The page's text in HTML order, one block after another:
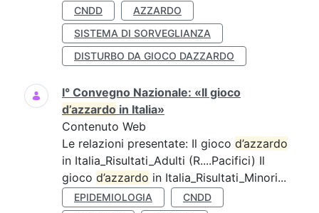
CNDD
AZZARDO
SISTEMA DI SORVEGLIANZA
DISTURBO DA GIOCO DAZZARDO
I° Convegno Nazionale: «Il gioco
d’azzardo in Italia»
Contenuto Web
Le relazioni presentate: Il gioco d’azzardo
in Italia_Risultati_Adulti (R....Pacifici) Il
gioco d’azzardo in Italia_Risultati_Minori...
EPIDEMIOLOGIA
CNDD